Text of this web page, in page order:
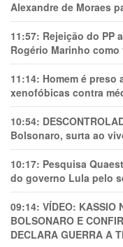
Alexandre de Moraes
11:57: Rejeição do PP
Rogério Marinho como
11:14: Homem é
xenofóbicas contra
10:54:
Bolsonaro, surta ao
10:17: Pesquisa
do governo Lula pelo
09:14: VÍDEO: KASSIO
BOLSONARO E
DECLARA GUERRA A